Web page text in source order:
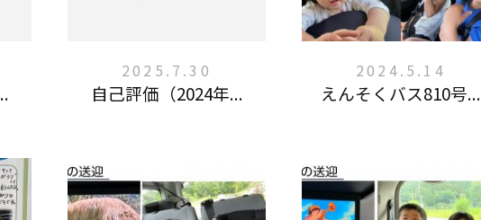
2025.7.30
自己評価（2024年...
2024.5.14
えんそくバス810号...